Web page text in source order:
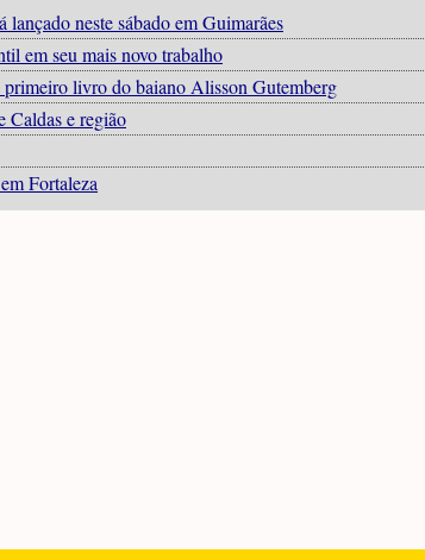
neste sábado em Guimarães
em seu mais novo trabalho
livro do baiano Alisson Gutemberg
Caldas e região
Fortaleza